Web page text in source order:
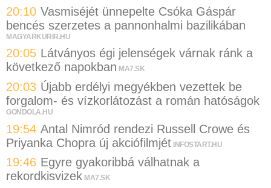
20:10 Vasmiséjét ünnepelte Csóka Gáspár
bencés szerzetes a pannonhalmi bazilikában
MAGYARKURIR.HU
20:05 Látványos égi jelenségek várnak ránk a
következő napokban MA7.SK
20:03 Újabb erdélyi megyékben vezettek be
forgalom- és vízkorlátozást a román hatóságok
GONDOLA.HU
19:54 Antal Nimród rendezi Russell Crowe és
Priyanka Chopra új akciófilmjét INFOSTART.HU
19:46 Egyre gyakoribbá válhatnak a
rekordkisvizek MA7.SK